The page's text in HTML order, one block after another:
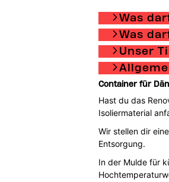
Was
Was
Unser
Container für
Hast du das
Isoliermaterial
Wir stellen dir
Entsorgung.
In der Mulde für